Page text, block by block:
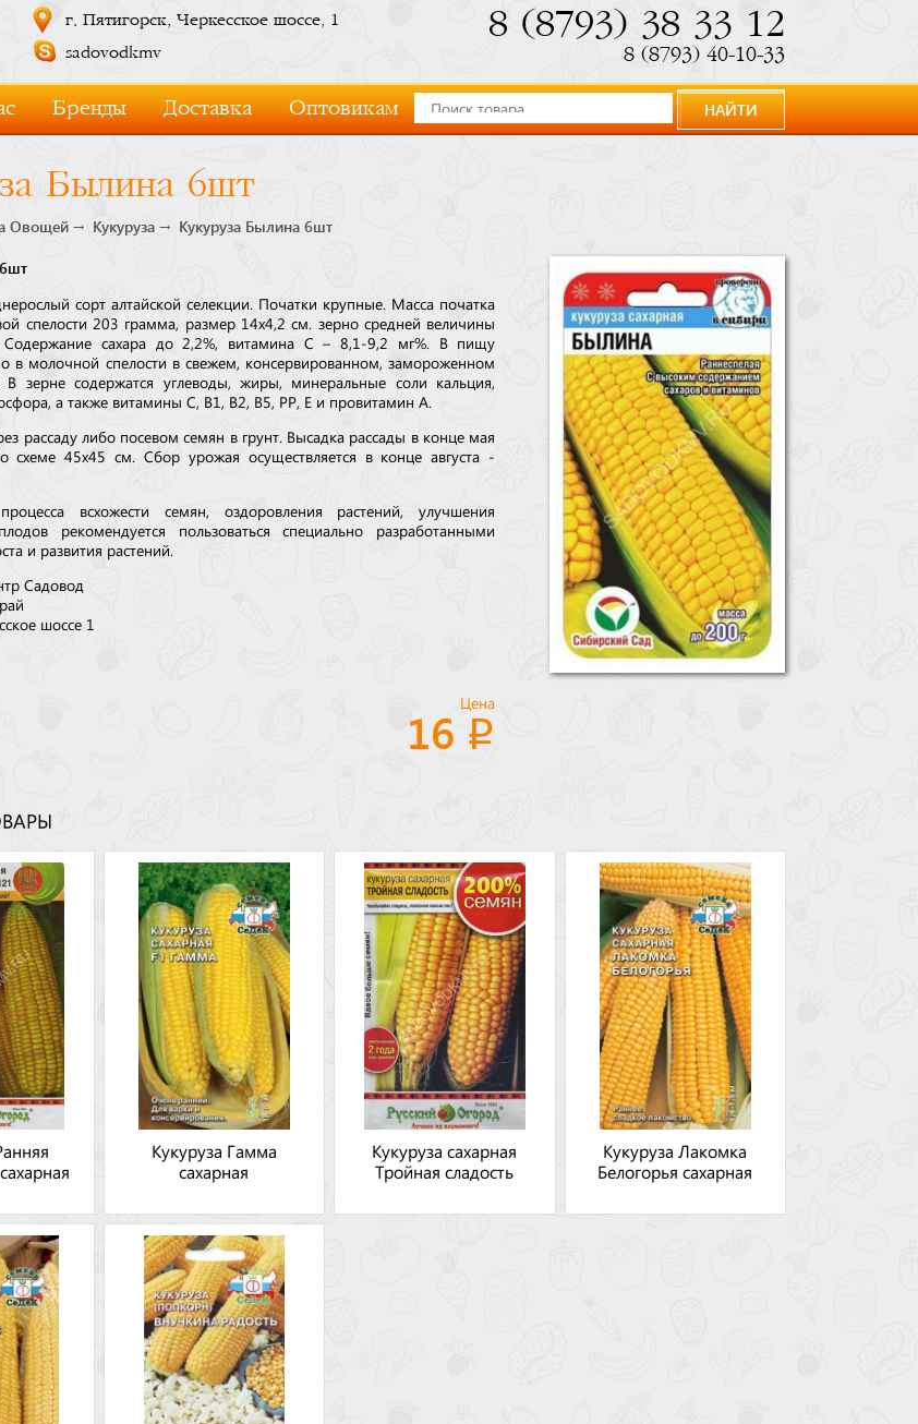
г. Пятигорск, Черкесское шоссе, 1
sadovodkmv
8 (8793) 38 33 12
8 (8793) 40-10-33
Бренды Доставка Оптовикам НАЙТИ
Былина 6шт
Овощей Кукуруза
Кукуруза Былина 6шт
сорт алтайской селекции. Початки крупные. Масса початка
спелости 203 грамма, размер 14х4,2 см. зерно средней величины
Содержание сахара до 2,2%, витамина С – 8,1-9,2 мг%. В пищу
в молочной спелости в свежем, консервированном, замороженном
зерне содержатся углеводы, жиры, минеральные соли кальция,
а также витамины С, В1, В2, В5, РР, Е и провитамин А.
рассаду либо посевом семян в грунт. Высадка рассады в конце мая
схеме 45x45 см. Сбор урожая осуществляется в конце августа -
всхожести семян, оздоровления растений, улучшения
рекомендуется пользоваться специально разработанными
и развития растений.
Садовод
шоссе 1
Цена
16
Кукуруза Гамма
сахарная
Кукуруза сахарная
Тройная сладость
Кукуруза Лакомка
Белогорья сахарная